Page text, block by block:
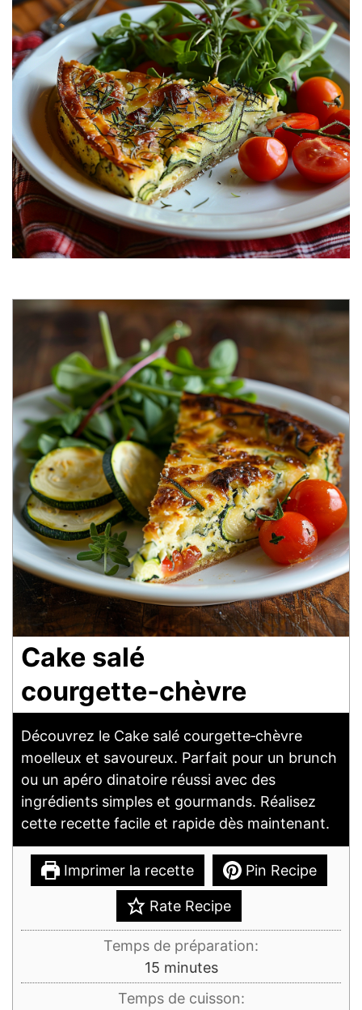
Cake salé
courgette‑chèvre
Découvrez le Cake salé courgette‑chèvre
moelleux et savoureux. Parfait pour un brunch
ou un apéro dinatoire réussi avec des
ingrédients simples et gourmands. Réalisez
cette recette facile et rapide dès maintenant.
Imprimer la recette Pin Recipe
Rate Recipe
Temps de préparation:
15minutes
minutes
Temps de cuisson: